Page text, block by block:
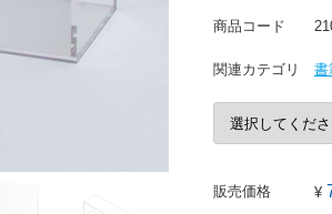
商品コード
関連カテゴリ 書
販売価格 ¥